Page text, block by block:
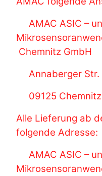
AMAC ASIC –
Chemnitz GmbH
Annaberger Str.
09125 Chemnitz
Alle Lieferung ab
folgende Adresse:
AMAC ASIC –